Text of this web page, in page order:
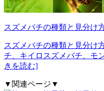
スズメバチの種類と見分け
スズメバチの種類と見分け
チ、キイロスズメバチ、モ
きを読む]
▼関連ページ▼